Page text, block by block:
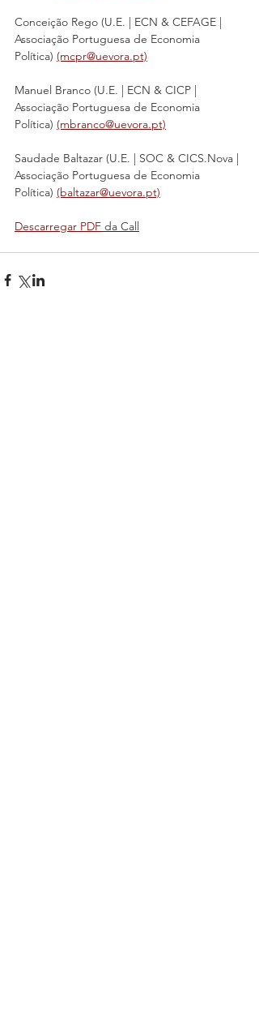
Conceição Rego (U.E. | ECN & CEFAGE |
Associação Portuguesa de Economia
Política) (mcpr@uevora.pt)
Manuel Branco (U.E. | ECN & CICP |
Associação Portuguesa de Economia
Política) (mbranco@uevora.pt)
Saudade Baltazar (U.E. | SOC & CICS.Nova |
Associação Portuguesa de Economia
Política) (baltazar@uevora.pt)
Descarregar PDF da Call